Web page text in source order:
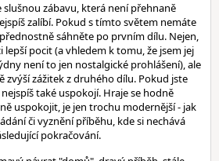
zábavu, která není přehnaně
zalíbí. Pokud s tímto světem nemáte
sáhněte po prvním dílu. Nejen,
lepší pocit (a vhledem k tomu, že jsem jej
není to jen nostalgické prohlášení), ale
zvýší zážitek z druhého dílu. Pokud jste
také uspokojí. Hraje se hodně
uspokojit, je jen trochu modernější - jak
či vyznění příběhu, kde si nechává
pokračování.